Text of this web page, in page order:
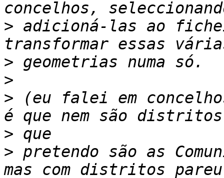
> adicioná-las ao
>
>
> (eu falei em
>
> pretendo são as